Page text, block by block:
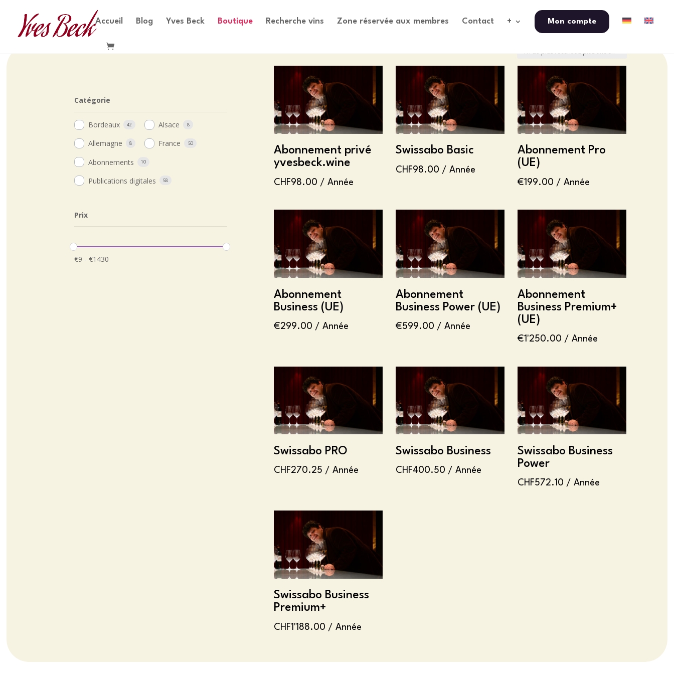
Accueil Blog Yves Beck Boutique Recherche vins Zone réservée aux membres Contact + Mon compte
Catégorie
Bordeaux 42 Alsace 8
Allemagne 8 France 50
Abonnements 10
Publications digitales 58
Prix
€9 - €1430
récent
Abonnement privé
yvesbeck.wine
CHF98.00 / Année
Swissabo Basic
CHF98.00 / Année
Abonnement Pro
(UE)
€199.00 / Année
Abonnement
Business (UE)
€299.00 / Année
Abonnement
Business Power (UE)
€599.00 / Année
Abonnement
Business Premium+
(UE)
€1'250.00 / Année
Swissabo PRO
CHF270.25 / Année
Swissabo Business
CHF400.50 / Année
Swissabo Business
Power
CHF572.10 / Année
Swissabo Business
Premium+
CHF1'188.00 / Année